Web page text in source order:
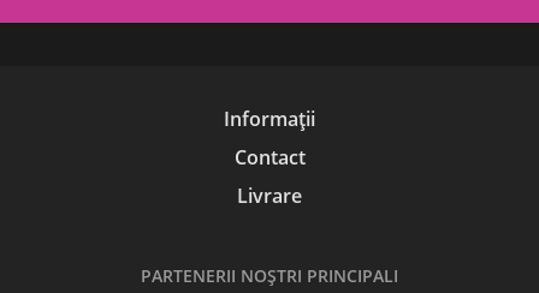
Informații
Contact
Livrare
PARTENERII NOŞTRI PRINCIPALI